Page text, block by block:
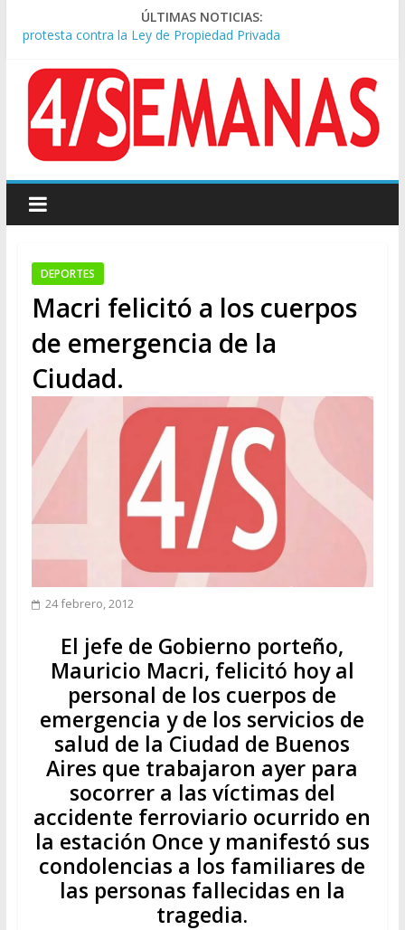
ÚLTIMAS NOTICIAS:
Sturzenegger defendió la Ley de Tierras y lamentó el retiro
Tras la aprobación de la ley de propiedad privada, Bullrich
apuntó: “Vino un poco endiablada”
Kicillof asistió a San Cayetano y criticó al Gobierno por la ley
de propiedad privada
Condenaron a la red social Meta a pagar US$567 millones por
Represión frente al Congreso: tres detenidos durante la
protesta contra la Ley de Propiedad Privada
DEPORTES
Macri felicitó a los cuerpos
de emergencia de la
Ciudad.
24 febrero, 2012
El jefe de Gobierno porteño,
Mauricio Macri, felicitó hoy al
personal de los cuerpos de
emergencia y de los servicios de
salud de la Ciudad de Buenos
Aires que trabajaron ayer para
socorrer a las víctimas del
accidente ferroviario ocurrido en
la estación Once y manifestó sus
condolencias a los familiares de
las personas fallecidas en la
tragedia.